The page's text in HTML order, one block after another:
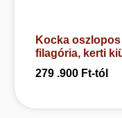
Kocka
filagória, kerti
279 .900 Ft-tól